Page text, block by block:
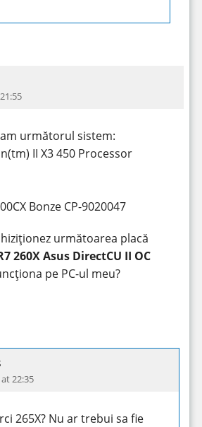
următorul sistem:
II X3 450 Processor
Bonze CP-9020047
următoarea placă
260X Asus DirectCU II OC
pe PC-ul meu?
22:35
265X? Nu ar trebui sa fie